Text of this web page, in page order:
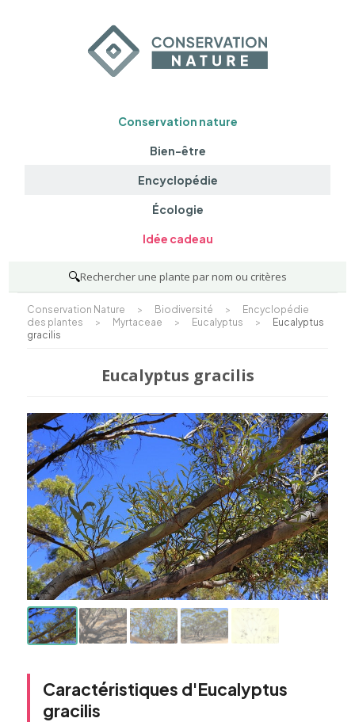
Conservation nature
Bien-être
Encyclopédie
Écologie
Idée cadeau
🔍Rechercher une plante par nom ou critères
Conservation Nature > Biodiversité >
Encyclopédie
des plantes
> Myrtaceae > Eucalyptus >
Eucalyptus
gracilis
Eucalyptus gracilis
Caractéristiques d'Eucalyptus
gracilis